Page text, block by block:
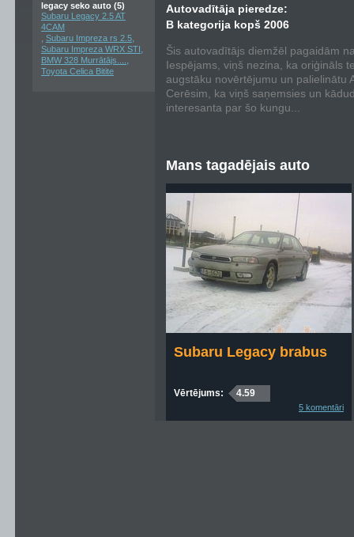
legacy seko auto (5)
Subaru Legacy 2.5 AT
4CAM
, Subaru Impreza rs 2.5,
Subaru Impreza WRX STI,
BMW 328 Murrātājs.... ,
Toyota Celica Bitite
Autovadītāja pieredze:
B kategorija kopš 2006
Šis autovadītājs diemžēl pagaidām
Iespējams, viņš nezina, ka oriģināls
augstāku novērtējumu un palielinātu
Cerēsim, ka viņš saņemsies un
interesanta par šo kungu...
Mans tagadējais auto
Subaru Legacy brabus
Vērtējums: 4.59
5 komentāri